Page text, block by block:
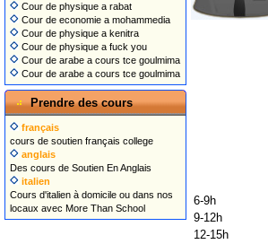
Cour de physique a rabat
Cour de economie a mohammedia
Cour de physique a kenitra
Cour de physique a fuck you
Cour de arabe a cours tce goulmima
Cour de arabe a cours tce goulmima
Prendre des cours
français
cours de soutien français college
anglais
Des cours de Soutien En Anglais
italien
Cours d'italien à domicile ou dans nos
locaux avec More Than School
6-9h
9-12h
12-15h